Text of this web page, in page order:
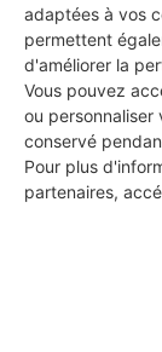
adaptées à vos
permettent
d'améliorer la
Vous pouvez
ou personnaliser
conservé
Pour plus
partenaires,